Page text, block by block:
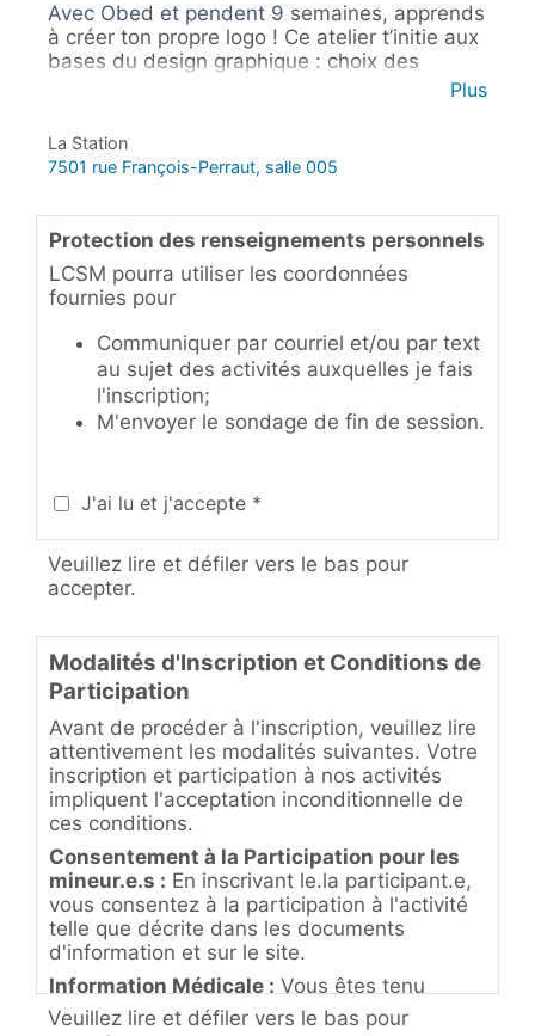
Avec Obed et pendent 9 semaines, apprends
à créer ton propre logo ! Ce atelier t’initie aux
bases du design graphique : choix des
couleurs, typographie, formes et symboles.
développer leur créativité et leurs
compétences.
Plus
La Station
7501 rue François-Perraut, salle 005
Protection des renseignements personnels
LCSM pourra utiliser les coordonnées
fournies pour
Communiquer par courriel et/ou par text
au sujet des activités auxquelles je fais
l'inscription;
M'envoyer le sondage de fin de session.
J'ai lu et j'accepte *
Veuillez lire et défiler vers le bas pour
accepter.
Modalités d'Inscription et Conditions de
Participation
Avant de procéder à l'inscription, veuillez lire
attentivement les modalités suivantes. Votre
inscription et participation à nos activités
impliquent l'acceptation inconditionnelle de
ces conditions.
Consentement à la Participation pour les
mineur.e.s : En inscrivant le.la participant.e,
vous consentez à la participation à l'activité
telle que décrite dans les documents
d'information et sur le site.
Information Médicale : Vous êtes tenu
d'informer l'instructeur.trice de toute
Veuillez lire et défiler vers le bas pour